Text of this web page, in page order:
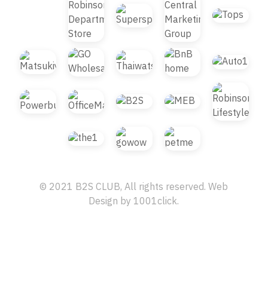
Design by1001click.